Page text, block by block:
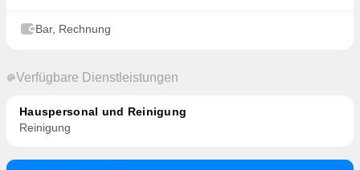
Bar, Rechnung
Verfügbare Dienstleistungen
Hauspersonal und Reinigung
Reinigung